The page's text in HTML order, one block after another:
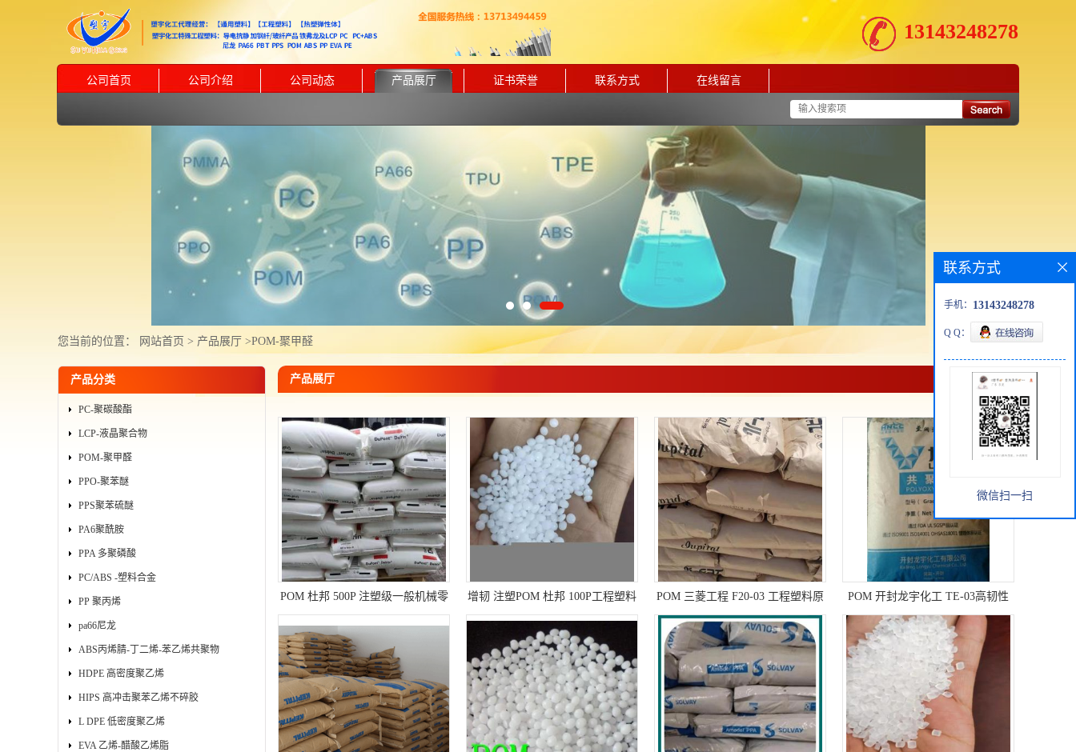
13143248278
公司首页 公司介绍 公司动态 产品展厅 证书荣誉 联系方式 在线留言
您当前的位置： 网站首页 > 产品展厅 >POM-聚甲醛
产品分类
PC-聚碳酸酯
LCP-液晶聚合物
POM-聚甲醛
PPO-聚苯醚
PPS聚苯硫醚
PA6聚酰胺
PPA 多聚磷酸
PC/ABS -塑料合金
PP 聚丙烯
pa66尼龙
ABS丙烯腈-丁二烯-苯乙烯共聚物
HDPE 高密度聚乙烯
HIPS 高冲击聚苯乙烯不碎胶
L DPE 低密度聚乙烯
EVA 乙烯-醋酸乙烯脂
产品展厅
POM 杜邦 500P 注塑级一般机械零
件工程塑料原料
增韧 注塑POM 杜邦 100P工程塑料
原料
POM 三菱工程 F20-03 工程塑料原
料
POM 开封龙宇化工 TE-03高韧性
塑料原料
联系方式
手机： 13143248278
Q Q：
微信扫一扫